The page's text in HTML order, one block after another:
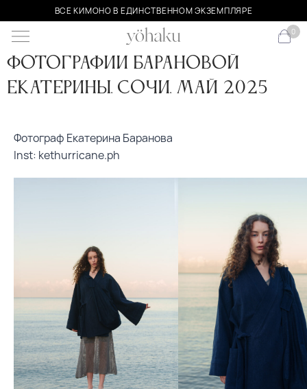
ВСЕ КИМОНО В ЕДИНСТВЕННОМ ЭКЗЕМПЛЯРЕ
0
Фотографии Барановой
Екатерины. Сочи. Май 2025
Фотограф Екатерина Баранова
Inst: kethurricane.ph